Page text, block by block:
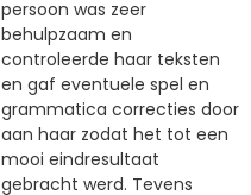
persoon was zeer
behulpzaam en
controleerde haar teksten
en gaf eventuele spel en
grammatica correcties door
aan haar zodat het tot een
mooi eindresultaat
gebracht werd. Tevens